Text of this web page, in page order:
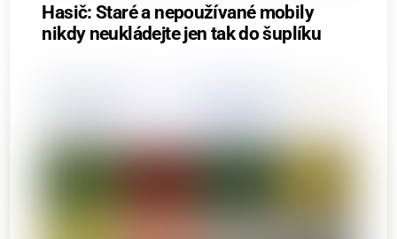
Hasič: Staré a nepoužívané mobily
nikdy neukládejte jen tak do šuplíku